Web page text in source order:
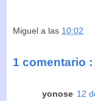
Miguel a las 10:02
1 comentario :
yonose 12